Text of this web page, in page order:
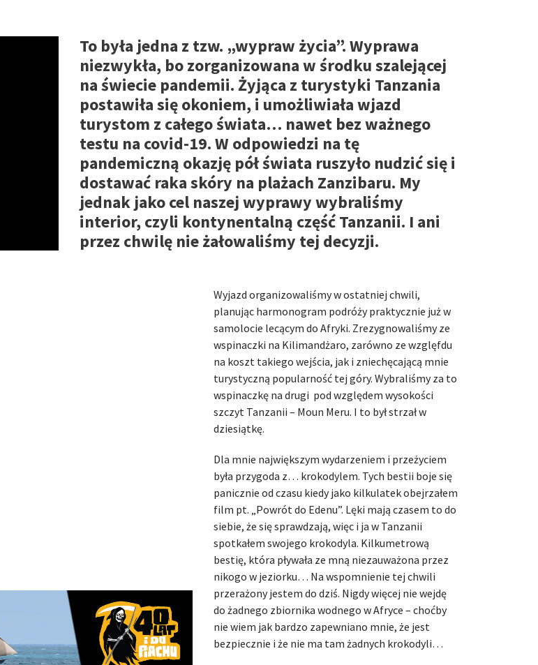
To była jedna z tzw. „wypraw życia”. Wyprawa
niezwykła, bo zorganizowana w środku szalejącej
na świecie pandemii. Żyjąca z turystyki Tanzania
postawiła się okoniem, i umożliwiała wjazd
turystom z całego świata… nawet bez ważnego
testu na covid-19. W odpowiedzi na tę
pandemiczną okazję pół świata ruszyło nudzić się i
dostawać raka skóry na plażach Zanzibaru. My
jednak jako cel naszej wyprawy wybraliśmy
interior, czyli kontynentalną część Tanzanii. I ani
przez chwilę nie żałowaliśmy tej decyzji.
Wyjazd organizowaliśmy w ostatniej chwili,
planując harmonogram podróży praktycznie już w
samolocie lecącym do Afryki. Zrezygnowaliśmy ze
wspinaczki na Kilimandżaro, zarówno ze wzglęfdu
na koszt takiego wejścia, jak i zniechęcającą mnie
turystyczną popularność tej góry. Wybraliśmy za to
wspinaczkę na drugi pod względem wysokości
szczyt Tanzanii – Moun Meru. I to był strzał w
dziesiątkę.
Dla mnie największym wydarzeniem i przeżyciem
była przygoda z… krokodylem. Tych bestii boje się
panicznie od czasu kiedy jako kilkulatek obejrzałem
film pt. „Powrót do Edenu”. Lęki mają czasem to do
siebie, że się sprawdzają, więc i ja w Tanzanii
spotkałem swojego krokodyla. Kilkumetrową
bestię, która pływała ze mną niezauważona przez
nikogo w jeziorku… Na wspomnienie tej chwili
przerażony jestem do dziś. Nigdy więcej nie wejdę
do żadnego zbiornika wodnego w Afryce – choćby
nie wiem jak bardzo zapewniano mnie, że jest
bezpiecznie i że nie ma tam żadnych krokodyli…